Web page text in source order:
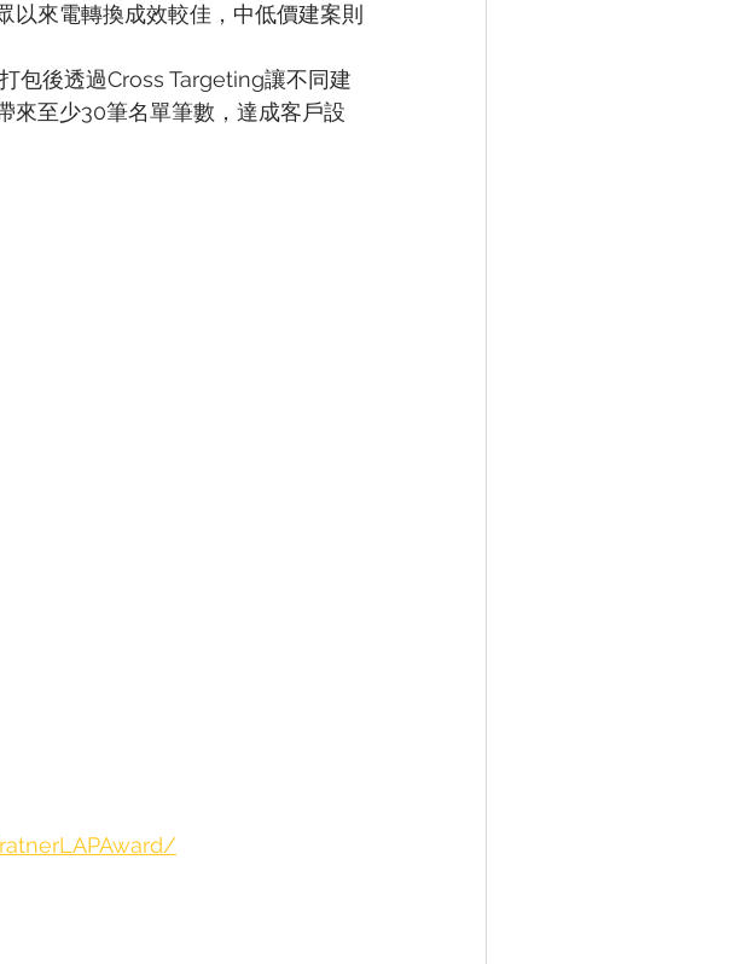
來電轉換成效較佳，中低價建案則
包後透過Cross Targeting讓不同建
來至少30筆名單筆數，達成客戶設